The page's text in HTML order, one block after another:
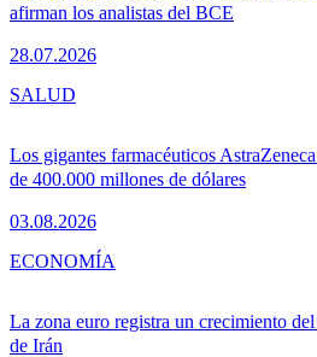
afirman los analistas del BCE
28.07.2026
Los gigantes farmacéuticos
de 400.000 millones de dólares
03.08.2026
SALUD
La zona euro registra un crecimiento
de Irán
ECONOMÍA